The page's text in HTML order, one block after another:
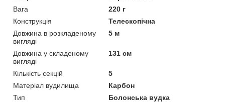
Вага
220 г
Конструкція
Телескопічна
Довжина в розкладеному
вигляді
5 м
Довжина у складеному
вигляді
131 см
Кількість секцій
5
Матеріал вудилища
Карбон
Тип
Болонська вудка